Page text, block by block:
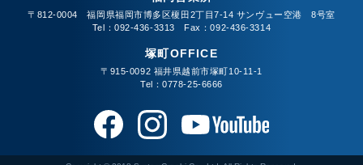
〒812-0004 福岡県福岡市博多区榎田2丁目7-14 サンヴュー空港 8号室
Tel：092-436-3313 Fax：092-436-3314
塚町OFFICE
〒915-0092 福井県越前市塚町10-11-1
Tel：0778-25-6666